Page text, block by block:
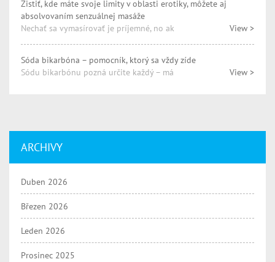
Zistiť, kde máte svoje limity v oblasti erotiky, môžete aj
absolvovaním senzuálnej masáže
Nechať sa vymasírovať je príjemné, no ak
View >
Sóda bikarbóna – pomocník, ktorý sa vždy zíde
Sódu bikarbónu pozná určite každý – má
View >
ARCHIVY
Duben 2026
Březen 2026
Leden 2026
Prosinec 2025